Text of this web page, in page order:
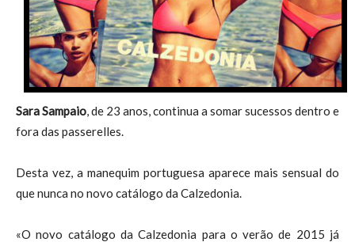
Sara Sampaio, de 23 anos, continua a somar sucessos dentro e
fora das passerelles.
Desta vez, a manequim portuguesa aparece mais sensual do
que nunca no novo catálogo da Calzedonia.
«O novo catálogo da Calzedonia para o verão de 2015 já